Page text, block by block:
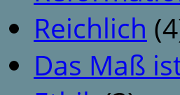
Reichlich
Das Maß